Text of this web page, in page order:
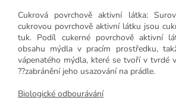
Cukrová povrchově aktivní látka:
cukrovou povrchově aktivní látku jsou
tuk. Podíl cukerné povrchově aktivní
obsahu mýdla v pracím prostředku,
vápenatého mýdla, které se tvoří v tvrdé
??zabránění jeho usazování na prádle.
Biologické odbourávání